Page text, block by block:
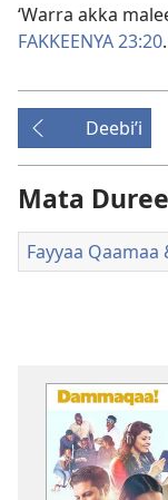
‘Warra akka
FAKKEENYA 23:20.
Deebiʼi
Mata
Fayyaa Qaamaa